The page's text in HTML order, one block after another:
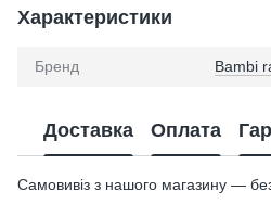
Характеристики
Бренд Bambi
Доставка Оплата
Самовивіз з нашого магазину —